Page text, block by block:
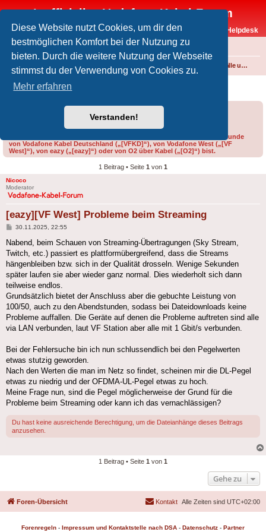
Diese Website nutzt Cookies, um dir den
bestmöglichen Komfort bei der Nutzung zu
bieten. Durch die weitere Nutzung der Webseite
stimmst du der Verwendung von Cookies zu.
Mehr erfahren
Verstanden!
Inoffizielles Vodafone-Kabel-Forum
Vodafone-Kabel-Helpdesk
FAQ
Foren-Übersicht Internet und Telefon über Kabel Störungen, Ausfälle und Speedprobleme
[eazy][VF West] Probleme beim Streaming
Bitte gib bei der Erstellung eines Threads im Feld „Präfix“ an, ob du Kunde
von Vodafone Kabel Deutschland („[VFKD]“), von Vodafone West („[VF
West]“), von eazy („[eazy]“) oder von O2 über Kabel („[O2]“) bist.
1 Beitrag • Seite 1 von 1
Nicoco
Moderator
[eazy][VF West] Probleme beim Streaming
Beitrag
30.11.2025, 22:55
Nabend, beim Schauen von Streaming-Übertragungen (Sky Stream,
Twitch, etc.) passiert es plattformübergreifend, dass die Streams
hängenbleiben bzw. sich in der Qualität drosseln. Wenige Sekunden
später laufen sie aber wieder ganz normal. Dies wiederholt sich dann
teilweise endlos.
Grundsätzlich bietet der Anschluss aber die gebuchte Leistung von
100/50, auch zu den Abendstunden, sodass bei Dateidownloads keine
Probleme auffallen. Die Geräte auf denen die Probleme auftreten sind alle
via LAN verbunden, laut VF Station aber alle mit 1 Gbit/s verbunden.
Bei der Fehlersuche bin ich nun schlussendlich bei den Pegelwerten
etwas stutzig geworden.
Nach den Werten die man im Netz so findet, scheinen mir die DL-Pegel
etwas zu niedrig und der OFDMA-UL-Pegel etwas zu hoch.
Meine Frage nun, sind die Pegel möglicherweise der Grund für die
Probleme beim Streaming oder kann ich das vernachlässigen?
Du hast keine ausreichende Berechtigung, um die Dateianhänge dieses Beitrags
anzusehen.
1 Beitrag • Seite 1 von 1
Gehe zu
Foren-Übersicht Alle Zeiten sind UTC+02:00
Kontakt
Forenregeln - Impressum und Kontaktstelle nach DSA - Datenschutz - Partner